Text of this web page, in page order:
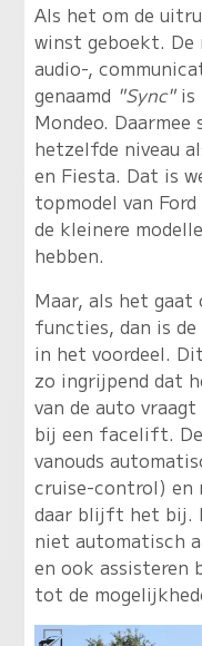
Als het om de
winst geboekt. De
audio-,
genaamd "Sync"is
Mondeo.
hetzelfde niveau
en Fiesta. Dat is
topmodel van
de kleinere
hebben.
Maar, als het
functies, dan is
in het voordeel.
zo ingrijpend dat
van de auto
bij een facelift.
vanouds
cruise-control) en
daar blijft het bij.
niet automatisch
en ook
tot de